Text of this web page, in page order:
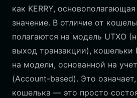
как KERRY,
значение. В отличие от
полагаются на модель UTXO
выход транзакции), кошельки
на модели, основанной на
(Account-based). Это
кошелька — это просто